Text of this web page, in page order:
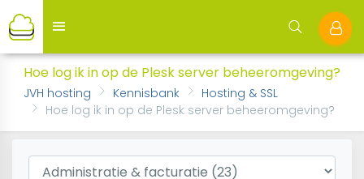
Hoe log ik in op de Plesk server beheeromgeving?
JVH hosting Kennisbank
Hosting & SSL
Hoe log ik in op de Plesk server beheeromgeving?